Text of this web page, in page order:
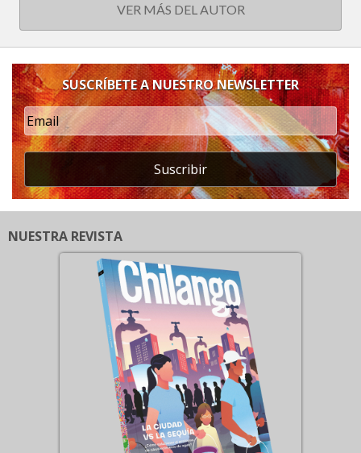
VER MÁS DEL AUTOR
SUSCRÍBETE A NUESTRO NEWSLETTER
Suscribir
NUESTRA REVISTA